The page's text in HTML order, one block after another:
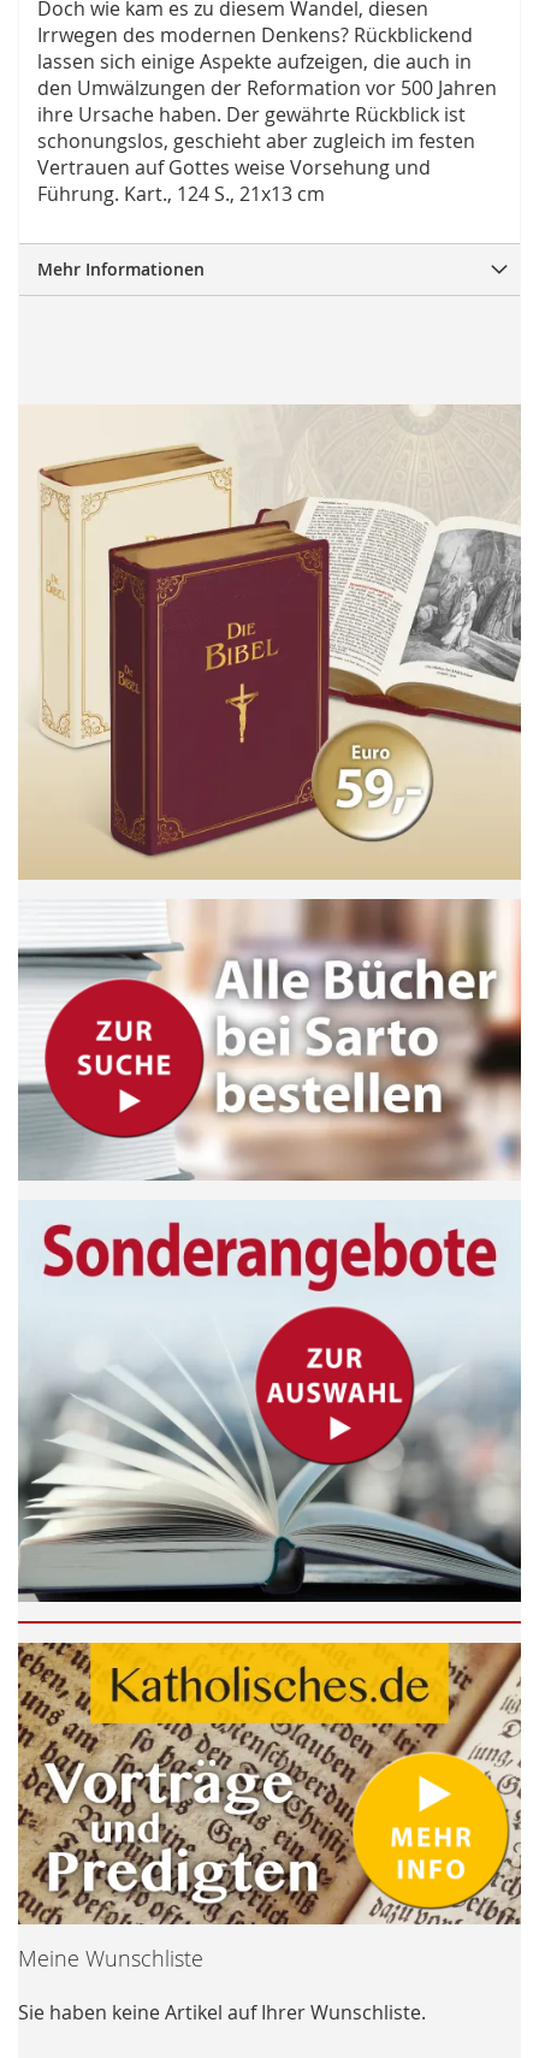
Doch wie kam es zu diesem Wandel, diesen
Irrwegen des modernen Denkens? Rückblickend
lassen sich einige Aspekte aufzeigen, die auch in
den Umwälzungen der Reformation vor 500 Jahren
ihre Ursache haben. Der gewährte Rückblick ist
schonungslos, geschieht aber zugleich im festen
Vertrauen auf Gottes weise Vorsehung und
Führung. Kart., 124 S., 21x13 cm
Mehr Informationen
Meine Wunschliste
Sie haben keine Artikel auf Ihrer Wunschliste.